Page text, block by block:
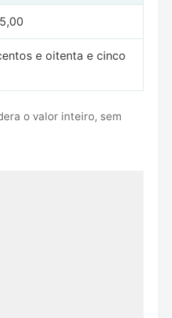
e oitenta e cinco
o valor inteiro, sem